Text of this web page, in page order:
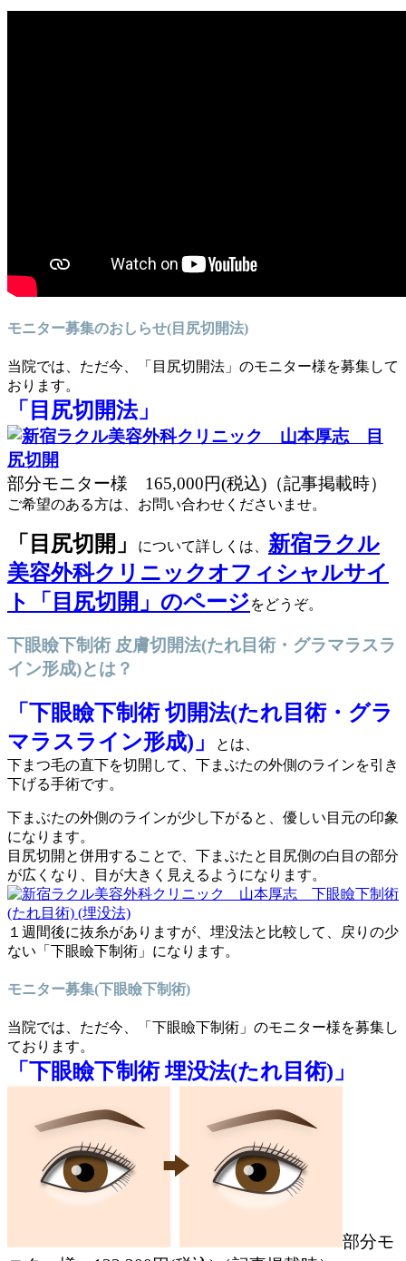
モニター募集のおしらせ(目尻切開法)
当院では、ただ今、「目尻切開法」のモニター様を募集して
おります。
「目尻切開法」
部分モニター様 165,000円(税込) （記事掲載時）
ご希望のある方は、お問い合わせくださいませ。
「目尻切開」 について詳しくは、 新宿ラクル
美容外科クリニックオフィシャルサイ
ト「目尻切開」のページをどうぞ。
下眼瞼下制術 皮膚切開法(たれ目術・グラマラスラ
イン形成)とは？
「下眼瞼下制術 切開法(たれ目術・グラ
マラスライン形成)」
とは、
下まつ毛の直下を切開して、下まぶたの外側のラインを引き
下げる手術です。
下まぶたの外側のラインが少し下がると、優しい目元の印象
になります。
目尻切開と併用することで、下まぶたと目尻側の白目の部分
が広くなり、目が大きく見えるようになります。
１週間後に抜糸がありますが、埋没法と比較して、戻りの少
ない「下眼瞼下制術」になります。
モニター募集(下眼瞼下制術)
当院では、ただ今、「下眼瞼下制術」のモニター様を募集し
ております。
「下眼瞼下制術 埋没法(たれ目術)」
部分モ